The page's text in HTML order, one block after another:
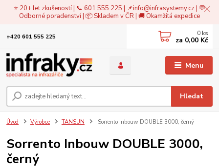
⭐ 20+ let zkušeností | 📞 601 555 225 | 📌info@infrasystemy.cz| 💬
Odborné poradenství | 📦 Skladem v ČR | 🚚 Okamžitá expedice
Menu
Hledat
+420 601 555 225 0 ks
za 0,00 Kč
Úvod Výrobce TANSUN Sorrento Inbouw DOUBLE 3000, černý
Sorrento Inbouw DOUBLE 3000,
černý